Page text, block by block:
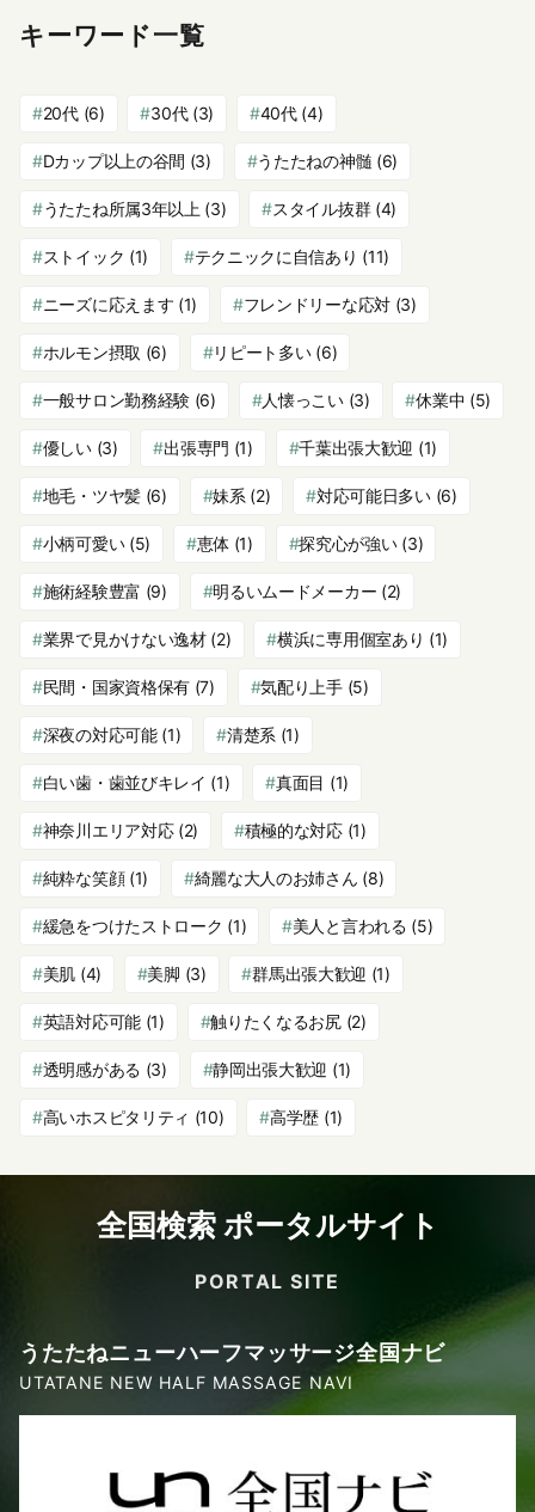
キーワード一覧
20代(6) 30代(3) 40代(4)
Dカップ以上の谷間 (3) うたたねの神髄 (6)
うたたね所属3年以上 (3) スタイル抜群(4)
ストイック (1) テクニックに自信あり (11)
ニーズに応えます (1) フレンドリーな応対(3)
ホルモン摂取 (6) リピート多い(6)
一般サロン勤務経験 (6) 人懐っこい(3) 休業中 (5)
優しい(3) 出張専門 (1) 千葉出張大歓迎 (1)
地毛・ツヤ髪(6) 妹系 (2) 対応可能日多い(6)
小柄可愛い(5) 恵体(1) 探究心が強い(3)
施術経験豊富 (9) 明るいムードメーカー (2)
業界で見かけない逸材(2) 横浜に専用個室あり (1)
民間・国家資格保有 (7) 気配り上手(5)
深夜の対応可能(1) 清楚系 (1)
白い歯・歯並びキレイ (1) 真面目 (1)
神奈川エリア対応(2) 積極的な対応(1)
純粋な笑顔(1) 綺麗な大人のお姉さん (8)
緩急をつけたストローク (1) 美人と言われる (5)
美肌 (4) 美脚 (3) 群馬出張大歓迎 (1)
英語対応可能(1) 触りたくなるお尻(2)
透明感がある (3) 静岡出張大歓迎 (1)
高いホスピタリティ (10) 高学歴 (1)
全国検索 ポータルサイト
PORTAL SITE
うたたねニューハーフマッサージ全国ナビ
UTATANE NEW HALF MASSAGE NAVI